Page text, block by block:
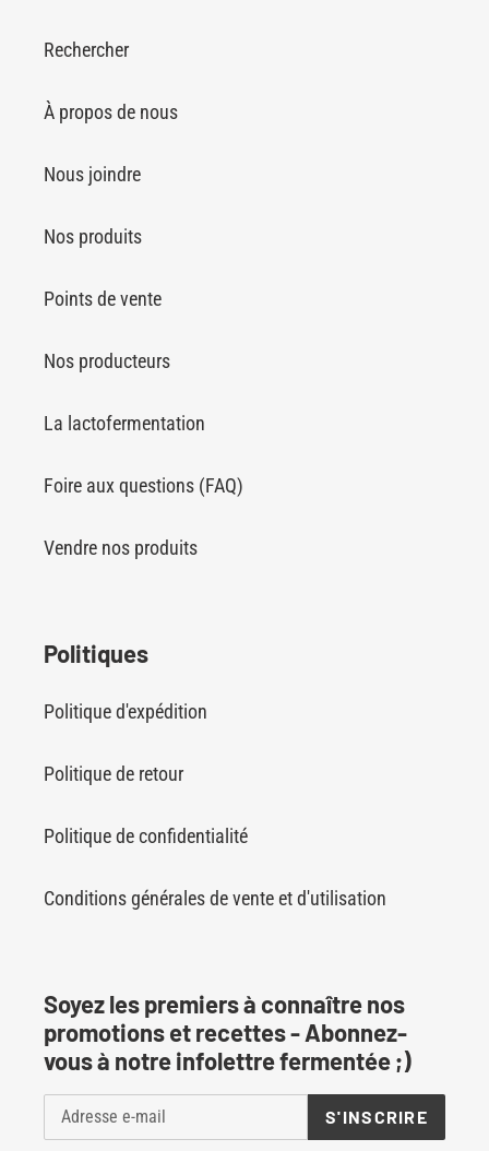
Rechercher
À propos de nous
Nous joindre
Nos produits
Points de vente
Nos producteurs
La lactofermentation
Foire aux questions (FAQ)
Vendre nos produits
Politiques
Politique d'expédition
Politique de retour
Politique de confidentialité
Conditions générales de vente et d'utilisation
Soyez les premiers à connaître nos
promotions et recettes - Abonnez-
vous à notre infolettre fermentée ;)
S'INSCRIRE